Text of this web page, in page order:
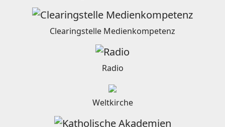
Clearingstelle Medienkompetenz
Radio
Weltkirche